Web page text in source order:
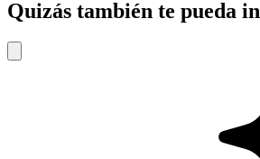
Quizás también te pueda